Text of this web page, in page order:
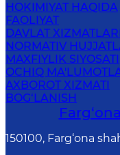
HOKIMIYAT HAQIDA
FAOLIYAT
DAVLAT
NORMATIV
MAXFIYLIK SIYOSATI
OCHIQ
AXBOROT XIZMATI
BOG‘LANISH
150100, Fаrg‘оnа